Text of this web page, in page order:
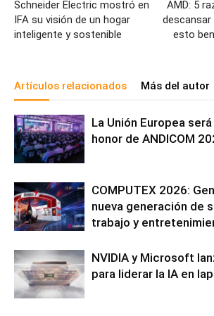
Schneider Electric mostró en
IFA su visión de un hogar
inteligente y sostenible
AMD: 5
descansar
esto
Artículos relacionados Más del autor
La Unión Europea
honor de ANDICOM
COMPUTEX 2026:
nueva generación de
trabajo y
NVIDIA y Microsoft
para liderar la IA en